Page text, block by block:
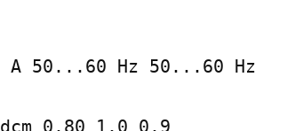
A 50...60 Hz 50...60 Hz
0.80 1.0 0.9